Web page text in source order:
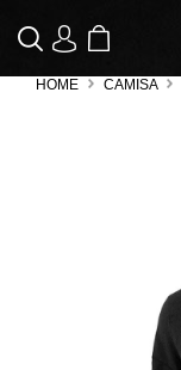
HOME CAMISA